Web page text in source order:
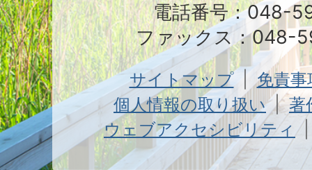
電話番号：048-
ファックス：048-
サイトマップ
免責
個人情報の取り扱い
著
ウェブアクセシビリティ